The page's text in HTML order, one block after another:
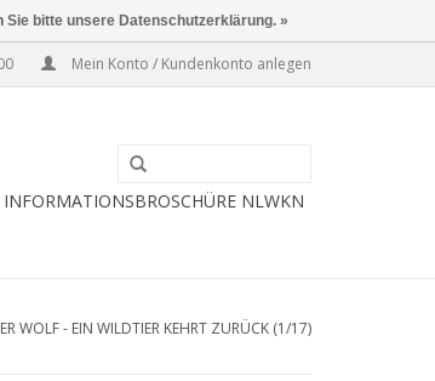
Mein Konto / Kundenkonto anlegen
INFORMATIONSBROSCHÜRE NLWKN
WOLF - EIN WILDTIER KEHRT ZURÜCK (1/17)
Sie bitte unsere Datenschutzerklärung. »